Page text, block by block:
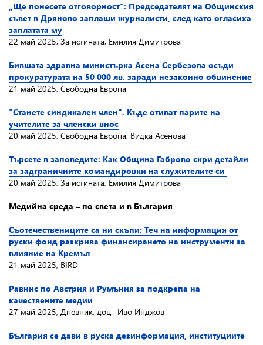
„Ще понесете отговорност“: Председателят на Общинския
съвет в Дряново заплаши журналисти, след като огласиха
заплатата му
22 май 2025, За истината, Емилия Димитрова
Бившата здравна министърка Асена Сербезова осъди
прокуратурата на 50 000 лв. заради незаконно обвинение
21 май 2025, Свободна Европа
"Станете синдикален член". Къде отиват парите на
учителите за членски внос
20 май 2025, Свободна Европа, Видка Асенова
Търсете в заповедите: Как Община Габрово скри детайли
за задграничните командировки на служителите си
20 май 2025, За истината, Емилия Димитрова
Медийна среда – по света и в България
Съотечествениците са ни скъпи: Теч на информация от
руски фонд разкрива финансирането на инструменти за
влияние на Кремъл
21 май 2025, BIRD
Равнис по Австрия и Румъния за подкрепа на
качествените медии
27 май 2025, Дневник, доц. Иво Инджов
България се дави в руска дезинформация, институциите